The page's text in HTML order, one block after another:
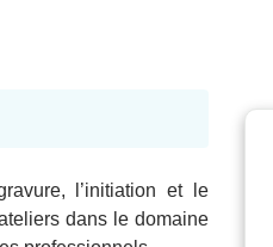
l’initiation et le
dans le domaine